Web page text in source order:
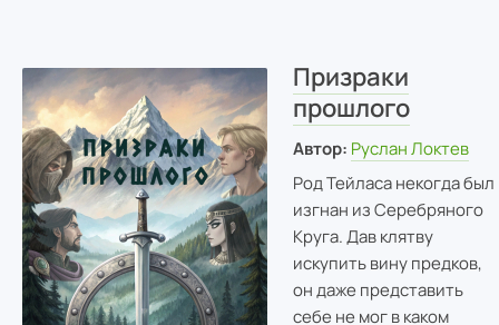
Призраки
прошлого
Автор: Руслан Локтев
Род Тейласа некогда был
изгнан из Серебряного
Круга. Дав клятву
искупить вину предков,
он даже представить
себе не мог в каком